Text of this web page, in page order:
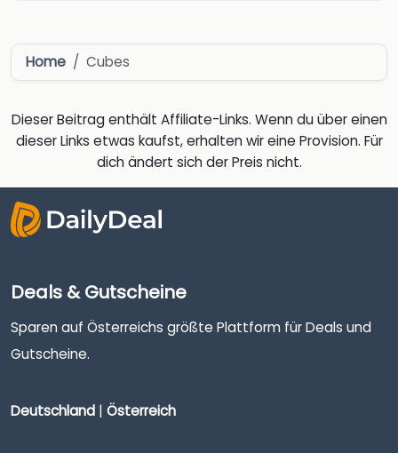
Home Cubes
Dieser Beitrag enthält Affiliate-Links. Wenn du über einen
dieser Links etwas kaufst, erhalten wir eine Provision. Für
dich ändert sich der Preis nicht.
Deals & Gutscheine
Sparen auf Österreichs größte Plattform für Deals und
Gutscheine.
Deutschland | Österreich